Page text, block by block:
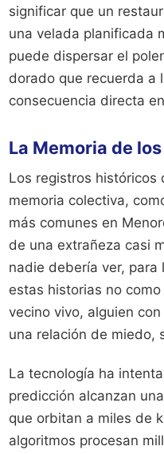
significar que un
una velada planificada
puede dispersar el
dorado que recuerda a
consecuencia directa
La Memoria de
Los registros históricos
memoria colectiva,
más comunes en
de una extrañeza casi
nadie debería ver, para
estas historias no
vecino vivo, alguien
una relación de miedo,
La tecnología ha
predicción alcanzan
que orbitan a miles de
algoritmos procesan